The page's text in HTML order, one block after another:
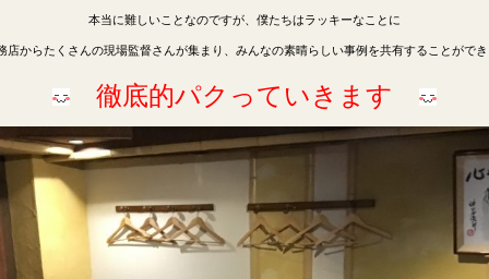
本当に難しいことなのですが、僕たちはラッキーなことに
店からたくさんの現場監督さんが集まり、みんなの素晴らしい事例を共有することがで
徹底的パクっていきます